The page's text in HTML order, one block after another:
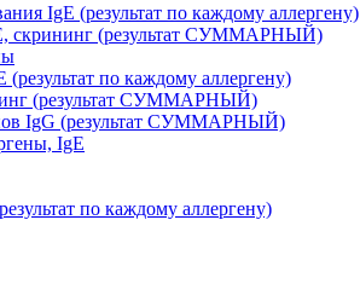
IgE (результат по каждому аллергену)
скрининг (результат СУММАРНЫЙ)
по каждому аллергену)
(результат СУММАРНЫЙ)
IgG (результат СУММАРНЫЙ)
IgE
по каждому аллергену)